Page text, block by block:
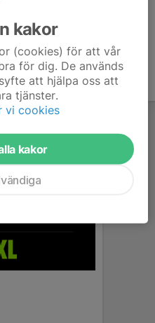
kakor
(cookies) för att vår
för dig. De används
att hjälpa oss att
tjänster.
vi cookies
kakor